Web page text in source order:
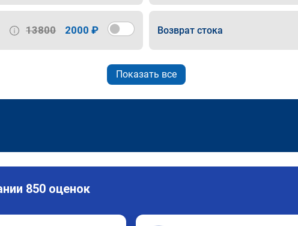
13800 2000 ₽ Возврат стока
Показать все
850 оценок